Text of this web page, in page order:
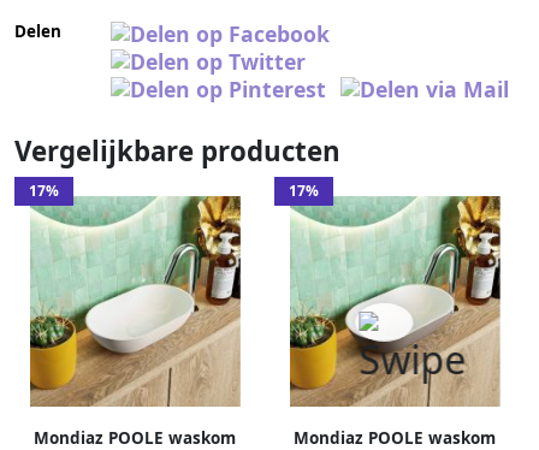
Delen
Vergelijkbare producten
17%
Mondiaz POOLE waskom
17%
Mondiaz POOLE waskom